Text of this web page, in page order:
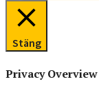
Stäng
Privacy Overview